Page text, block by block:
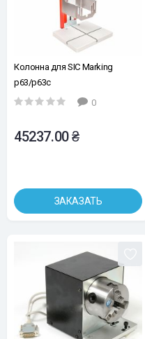
Колонна для SIC Marking
p63/p63c
0
45237.00 ₴
ЗАКАЗАТЬ